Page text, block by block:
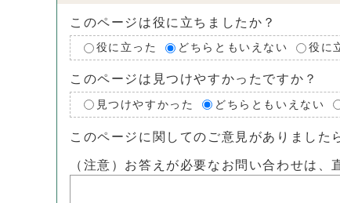
このページは役に立ちましたか？
役に立った どちらともいえない 役に
このページは見つけやすかったですか？
見つけやすかった どちらともいえない
このページに関してのご意見がありました
（注意）お答えが必要なお問い合わせは